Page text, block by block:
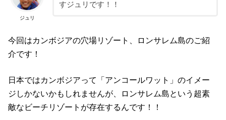
ジュリ
すジュリです！！
今回はカンボジアの穴場リゾート、ロンサレム島のご紹
介です！
日本ではカンボジアって「アンコールワット」のイメー
ジしかないかもしれませんが、ロンサレム島という超素
敵なビーチリゾートが存在するんです！！